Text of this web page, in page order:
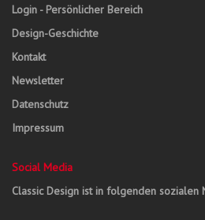
Login - Persönlicher Bereich
Design-Geschichte
Kontakt
Newsletter
Datenschutz
Impressum
Social Media
Classic Design ist in folgenden sozialen